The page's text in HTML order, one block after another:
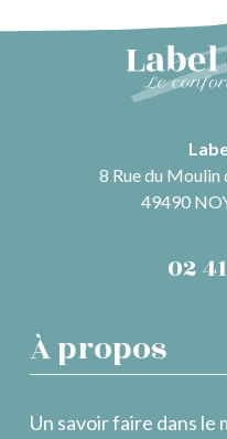
8 Rue du
49490
02
À propos
Un savoir faire dans le